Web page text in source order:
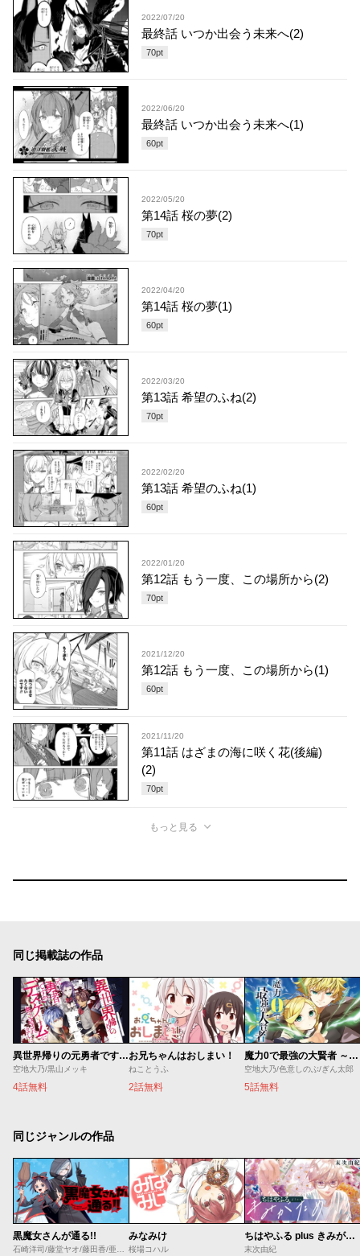
2022/07/20
最終話 いつか出会う未来へ(2)
70pt
2022/06/20
最終話 いつか出会う未来へ(1)
60pt
2022/05/20
第14話 桜の夢(2)
70pt
2022/04/20
第14話 桜の夢(1)
60pt
2022/03/20
第13話 希望のふね(2)
70pt
2022/02/20
第13話 希望のふね(1)
60pt
2022/01/20
第12話 もう一度、この場所から(2)
70pt
2021/12/20
第12話 もう一度、この場所から(1)
60pt
2021/11/20
第11話 はざまの海に咲く花(後編)
(2)
70pt
もっと見る
同じ掲載誌の作品
異世界帰りの元勇者ですが、デスゲームに巻き込まれました
空地大乃/黒山メッキ
4話無料
お兄ちゃんはおしまい！
ねことうふ
2話無料
魔力0で最強の大賢者 ～それは魔法ではない、物理だ！～
空地大乃/色意しのぶ/ぎん太郎
5話無料
同じジャンルの作品
黒魔女さんが通る!!
石崎洋司/藤堂ヤオ/藤田香/亜沙美
みなみけ
桜場コハル
ちはやふる plus きみがため
末次由紀